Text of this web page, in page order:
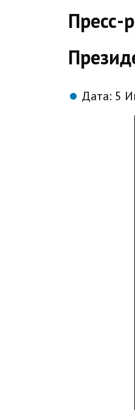
Пресс-
Дата: 5